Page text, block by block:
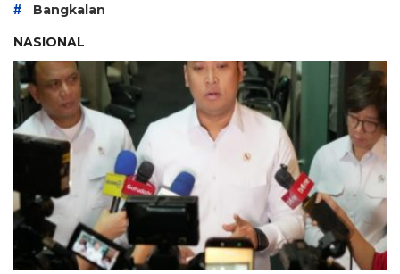
#
Bangkalan
NASIONAL